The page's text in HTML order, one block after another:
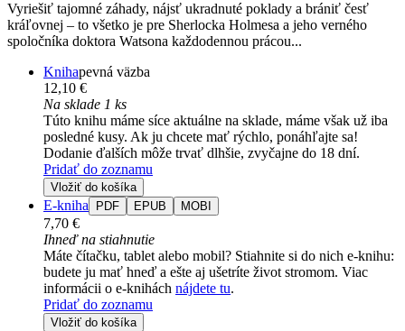
Vyriešiť tajomné záhady, nájsť ukradnuté poklady a brániť česť
kráľovnej – to všetko je pre Sherlocka Holmesa a jeho verného
spoločníka doktora Watsona každodennou prácou...
Knihapevná väzba
12,10 €
Na sklade 1 ks
Túto knihu máme síce aktuálne na sklade, máme však už iba
posledné kusy. Ak ju chcete mať rýchlo, ponáhľajte sa!
Dodanie ďalších môže trvať dlhšie, zvyčajne do 18 dní.
Pridať do zoznamu
Vložiť do košíka
E-kniha PDF EPUB MOBI
7,70 €
Ihneď na stiahnutie
Máte čítačku, tablet alebo mobil? Stiahnite si do nich e-knihu:
budete ju mať hneď a ešte aj ušetríte život stromom. Viac
informácii o e-knihách nájdete tu.
Pridať do zoznamu
Vložiť do košíka